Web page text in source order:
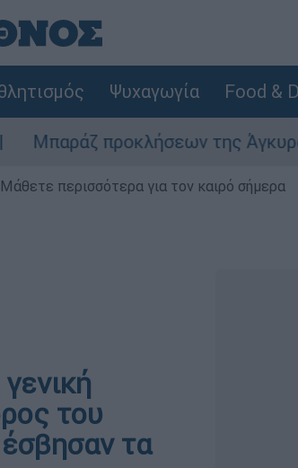
Ψυχαγωγία Food &
προκλήσεων της Άγκυρας στο
περισσότερα για τον καιρό σήμερα
του
έσβησαν τα